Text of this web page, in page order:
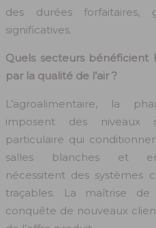
des durées forfaitaires,
significatives.
Quels secteurs
par la qualité de l’air ?
L’agroalimentaire, la
imposent des niveaux
particulaire qui
salles blanches et
nécessitent des systèmes
traçables. La maîtrise
conquête de nouveaux